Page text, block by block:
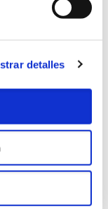
detalles